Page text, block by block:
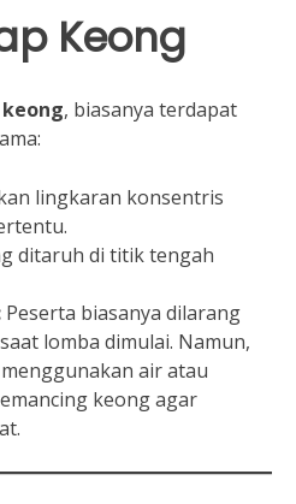
Keong
, biasanya terdapat
lingkaran konsentris
ditaruh di titik tengah
Peserta biasanya dilarang
lomba dimulai. Namun,
air atau
keong agar